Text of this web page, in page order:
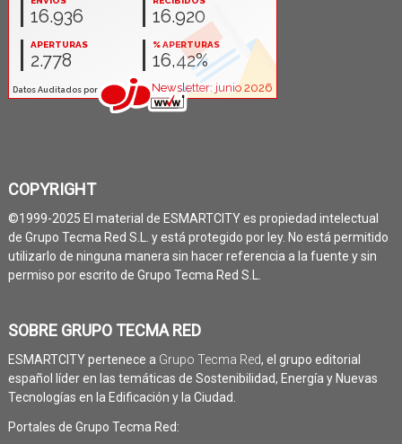
COPYRIGHT
©1999-2025 El material de ESMARTCITY es propiedad intelectual
de Grupo Tecma Red S.L. y está protegido por ley. No está permitido
utilizarlo de ninguna manera sin hacer referencia a la fuente y sin
permiso por escrito de Grupo Tecma Red S.L.
SOBRE GRUPO TECMA RED
ESMARTCITY pertenece a Grupo Tecma Red, el grupo editorial
español líder en las temáticas de Sostenibilidad, Energía y Nuevas
Tecnologías en la Edificación y la Ciudad.
Portales de Grupo Tecma Red: